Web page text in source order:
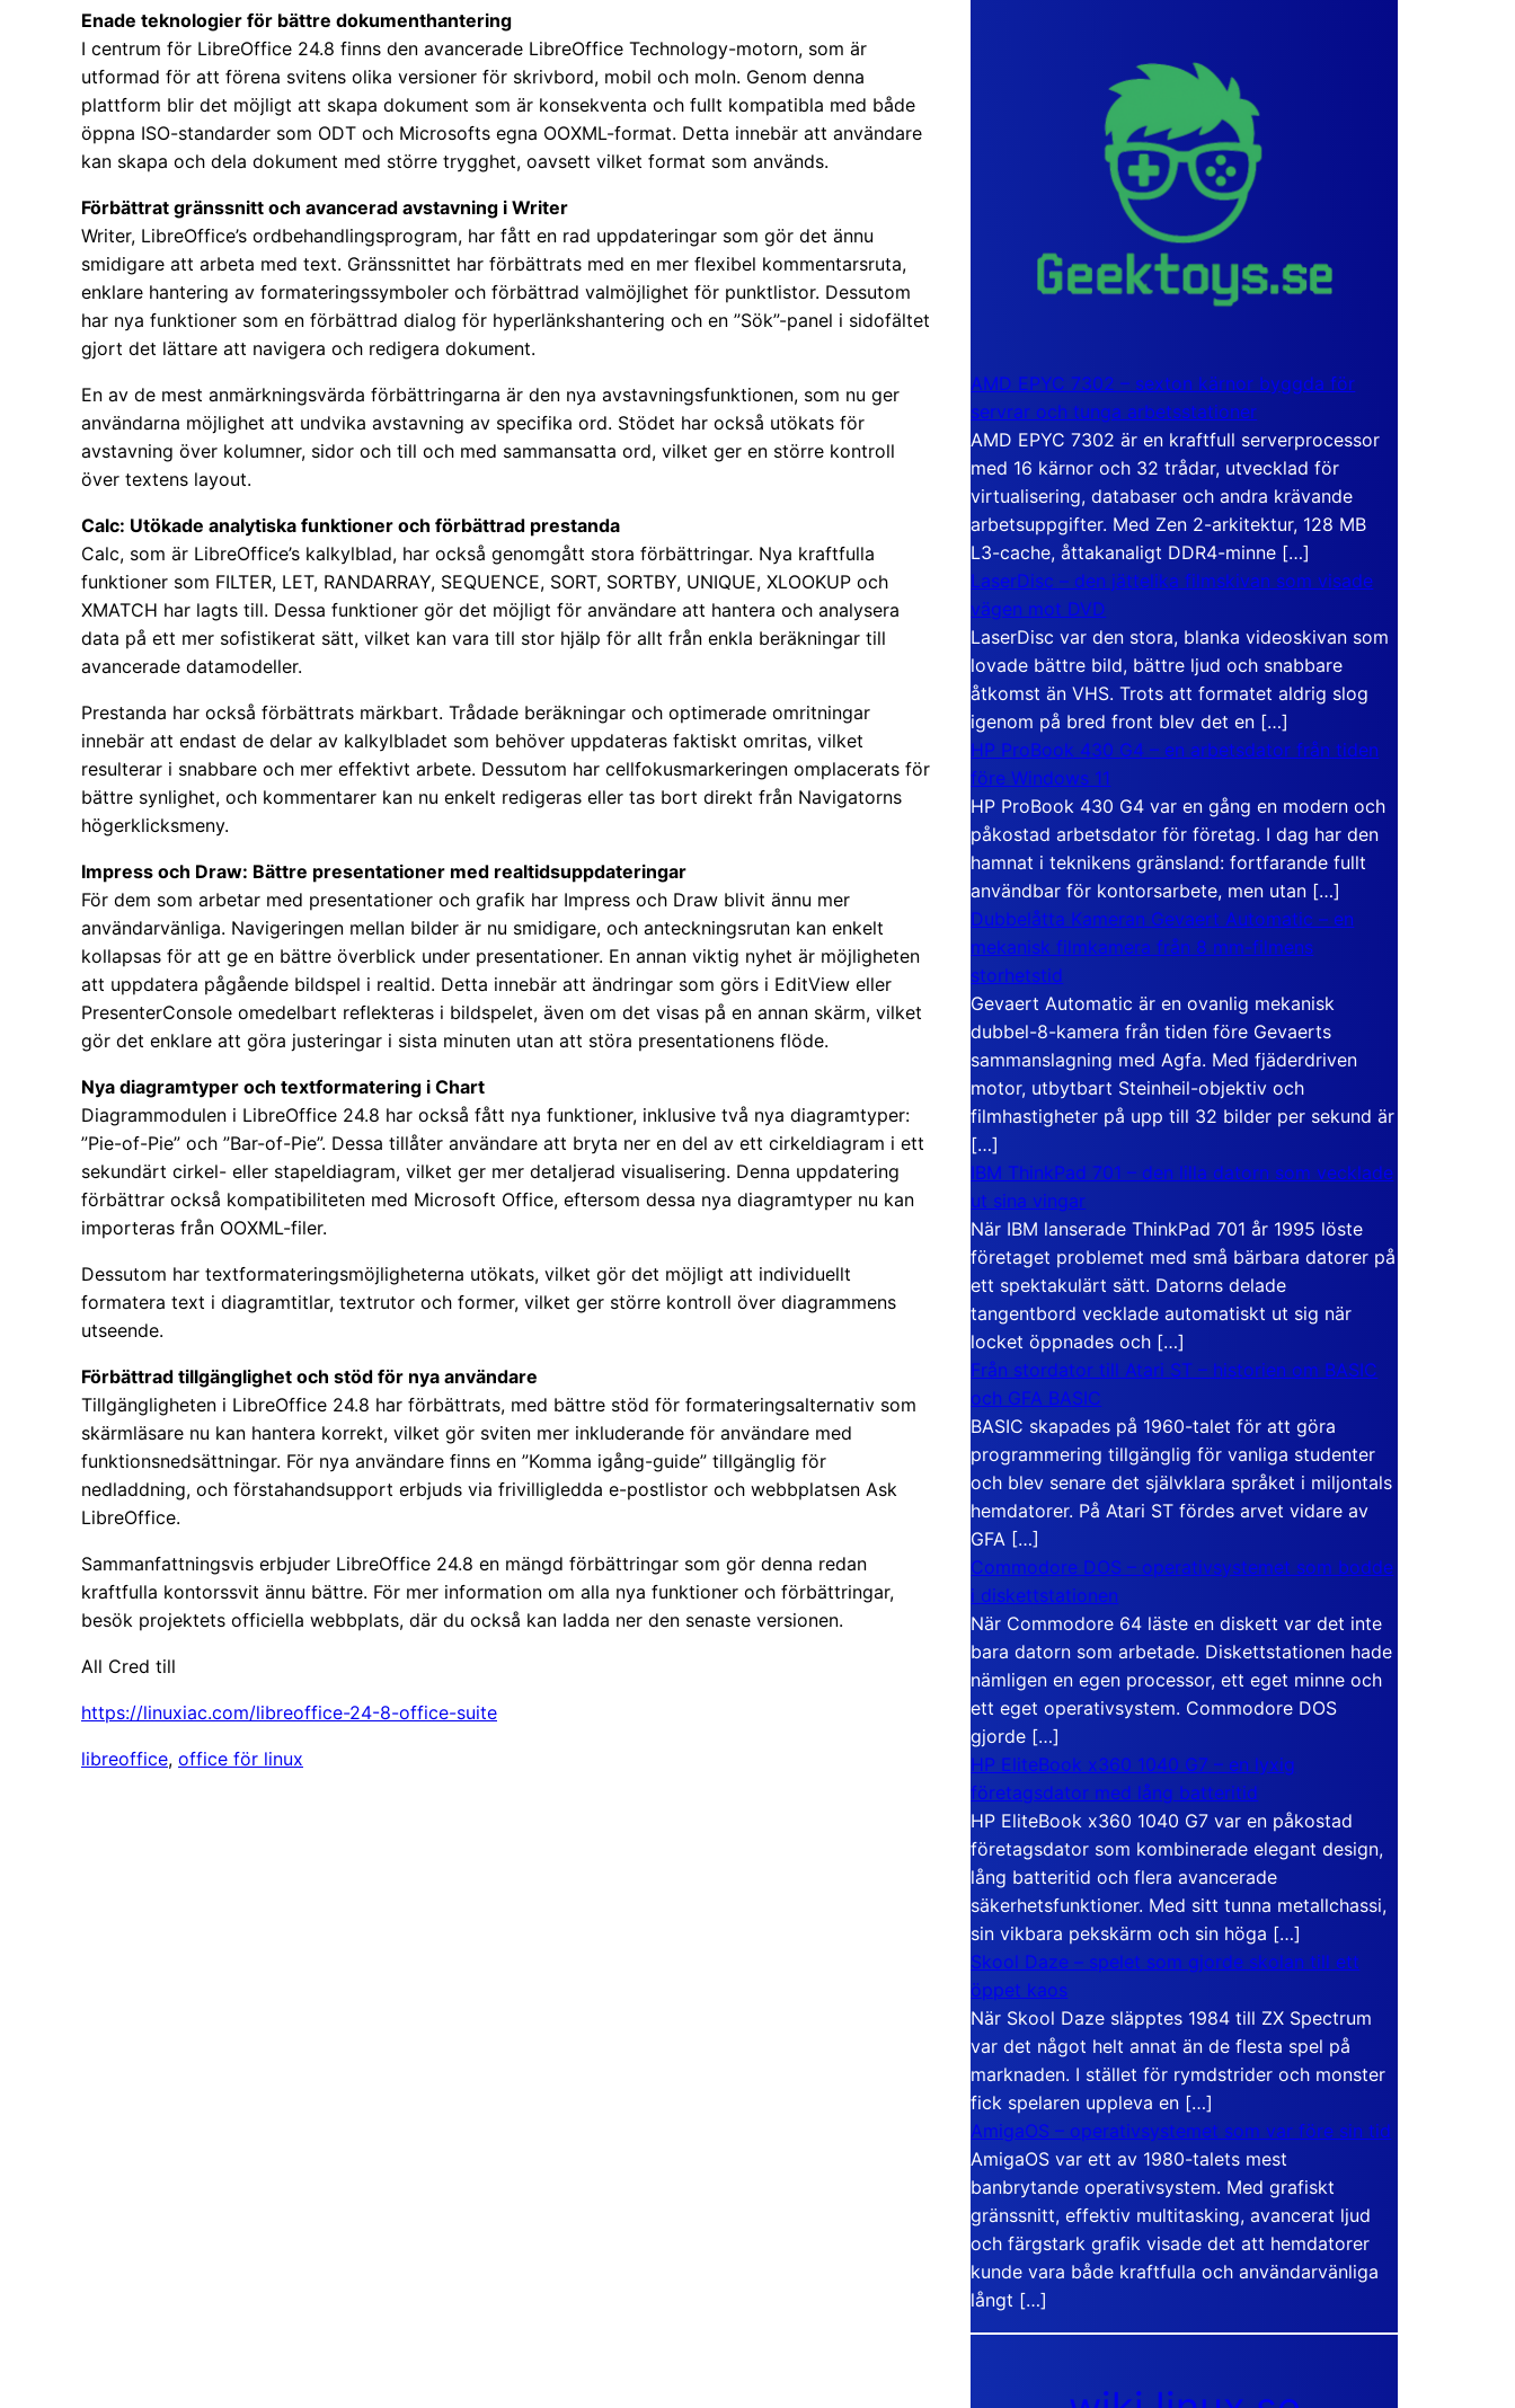
Enade teknologier för bättre dokumenthantering
I centrum för LibreOffice 24.8 finns den avancerade LibreOffice Technology-motorn, som är
utformad för att förena svitens olika versioner för skrivbord, mobil och moln. Genom denna
plattform blir det möjligt att skapa dokument som är konsekventa och fullt kompatibla med både
öppna ISO-standarder som ODT och Microsofts egna OOXML-format. Detta innebär att användare
kan skapa och dela dokument med större trygghet, oavsett vilket format som används.
Förbättrat gränssnitt och avancerad avstavning i Writer
Writer, LibreOffice’s ordbehandlingsprogram, har fått en rad uppdateringar som gör det ännu
smidigare att arbeta med text. Gränssnittet har förbättrats med en mer flexibel kommentarsruta,
enklare hantering av formateringssymboler och förbättrad valmöjlighet för punktlistor. Dessutom
har nya funktioner som en förbättrad dialog för hyperlänkshantering och en ”Sök”-panel i sidofältet
gjort det lättare att navigera och redigera dokument.
En av de mest anmärkningsvärda förbättringarna är den nya avstavningsfunktionen, som nu ger
användarna möjlighet att undvika avstavning av specifika ord. Stödet har också utökats för
avstavning över kolumner, sidor och till och med sammansatta ord, vilket ger en större kontroll
över textens layout.
Calc: Utökade analytiska funktioner och förbättrad prestanda
Calc, som är LibreOffice’s kalkylblad, har också genomgått stora förbättringar. Nya kraftfulla
funktioner som FILTER, LET, RANDARRAY, SEQUENCE, SORT, SORTBY, UNIQUE, XLOOKUP och
XMATCH har lagts till. Dessa funktioner gör det möjligt för användare att hantera och analysera
data på ett mer sofistikerat sätt, vilket kan vara till stor hjälp för allt från enkla beräkningar till
avancerade datamodeller.
Prestanda har också förbättrats märkbart. Trådade beräkningar och optimerade omritningar
innebär att endast de delar av kalkylbladet som behöver uppdateras faktiskt omritas, vilket
resulterar i snabbare och mer effektivt arbete. Dessutom har cellfokusmarkeringen omplacerats för
bättre synlighet, och kommentarer kan nu enkelt redigeras eller tas bort direkt från Navigatorns
högerklicksmeny.
Impress och Draw: Bättre presentationer med realtidsuppdateringar
För dem som arbetar med presentationer och grafik har Impress och Draw blivit ännu mer
användarvänliga. Navigeringen mellan bilder är nu smidigare, och anteckningsrutan kan enkelt
kollapsas för att ge en bättre överblick under presentationer. En annan viktig nyhet är möjligheten
att uppdatera pågående bildspel i realtid. Detta innebär att ändringar som görs i EditView eller
PresenterConsole omedelbart reflekteras i bildspelet, även om det visas på en annan skärm, vilket
gör det enklare att göra justeringar i sista minuten utan att störa presentationens flöde.
Nya diagramtyper och textformatering i Chart
Diagrammodulen i LibreOffice 24.8 har också fått nya funktioner, inklusive två nya diagramtyper:
”Pie-of-Pie” och ”Bar-of-Pie”. Dessa tillåter användare att bryta ner en del av ett cirkeldiagram i ett
sekundärt cirkel- eller stapeldiagram, vilket ger mer detaljerad visualisering. Denna uppdatering
förbättrar också kompatibiliteten med Microsoft Office, eftersom dessa nya diagramtyper nu kan
importeras från OOXML-filer.
Dessutom har textformateringsmöjligheterna utökats, vilket gör det möjligt att individuellt
formatera text i diagramtitlar, textrutor och former, vilket ger större kontroll över diagrammens
utseende.
Förbättrad tillgänglighet och stöd för nya användare
Tillgängligheten i LibreOffice 24.8 har förbättrats, med bättre stöd för formateringsalternativ som
skärmläsare nu kan hantera korrekt, vilket gör sviten mer inkluderande för användare med
funktionsnedsättningar. För nya användare finns en ”Komma igång-guide” tillgänglig för
nedladdning, och förstahandsupport erbjuds via frivilligledda e-postlistor och webbplatsen Ask
LibreOffice.
Sammanfattningsvis erbjuder LibreOffice 24.8 en mängd förbättringar som gör denna redan
kraftfulla kontorssvit ännu bättre. För mer information om alla nya funktioner och förbättringar,
besök projektets officiella webbplats, där du också kan ladda ner den senaste versionen.
All Cred till
https://linuxiac.com/libreoffice-24-8-office-suite
libreoffice, office för linux
AMD EPYC 7302 – sexton kärnor byggda för
servrar och tunga arbetsstationer
AMD EPYC 7302 är en kraftfull serverprocessor
med 16 kärnor och 32 trådar, utvecklad för
virtualisering, databaser och andra krävande
arbetsuppgifter. Med Zen 2-arkitektur, 128 MB
L3-cache, åttakanaligt DDR4-minne […]
LaserDisc – den jättelika filmskivan som visade
vägen mot DVD
LaserDisc var den stora, blanka videoskivan som
lovade bättre bild, bättre ljud och snabbare
åtkomst än VHS. Trots att formatet aldrig slog
igenom på bred front blev det en […]
HP ProBook 430 G4 – en arbetsdator från tiden
före Windows 11
HP ProBook 430 G4 var en gång en modern och
påkostad arbetsdator för företag. I dag har den
hamnat i teknikens gränsland: fortfarande fullt
användbar för kontorsarbete, men utan […]
Dubbelåtta Kameran Gevaert Automatic – en
mekanisk filmkamera från 8 mm-filmens
storhetstid
Gevaert Automatic är en ovanlig mekanisk
dubbel-8-kamera från tiden före Gevaerts
sammanslagning med Agfa. Med fjäderdriven
motor, utbytbart Steinheil-objektiv och
filmhastigheter på upp till 32 bilder per sekund är
[…]
IBM ThinkPad 701 – den lilla datorn som vecklade
ut sina vingar
När IBM lanserade ThinkPad 701 år 1995 löste
företaget problemet med små bärbara datorer på
ett spektakulärt sätt. Datorns delade
tangentbord vecklade automatiskt ut sig när
locket öppnades och […]
Från stordator till Atari ST – historien om BASIC
och GFA BASIC
BASIC skapades på 1960-talet för att göra
programmering tillgänglig för vanliga studenter
och blev senare det självklara språket i miljontals
hemdatorer. På Atari ST fördes arvet vidare av
GFA […]
Commodore DOS – operativsystemet som bodde
i diskettstationen
När Commodore 64 läste en diskett var det inte
bara datorn som arbetade. Diskettstationen hade
nämligen en egen processor, ett eget minne och
ett eget operativsystem. Commodore DOS
gjorde […]
HP EliteBook x360 1040 G7 – en lyxig
företagsdator med lång batteritid
HP EliteBook x360 1040 G7 var en påkostad
företagsdator som kombinerade elegant design,
lång batteritid och flera avancerade
säkerhetsfunktioner. Med sitt tunna metallchassi,
sin vikbara pekskärm och sin höga […]
Skool Daze – spelet som gjorde skolan till ett
öppet kaos
När Skool Daze släpptes 1984 till ZX Spectrum
var det något helt annat än de flesta spel på
marknaden. I stället för rymdstrider och monster
fick spelaren uppleva en […]
AmigaOS – operativsystemet som var före sin tid
AmigaOS var ett av 1980-talets mest
banbrytande operativsystem. Med grafiskt
gränssnitt, effektiv multitasking, avancerat ljud
och färgstark grafik visade det att hemdatorer
kunde vara både kraftfulla och användarvänliga
långt […]